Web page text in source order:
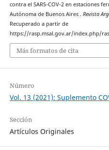
contra el SARS-COV-2 en estaciones
Autónoma de Buenos Aires . Revista
Recuperado a partir de
https://rasp.msal.gov.ar/index.php/
Más formatos de cita
Número
Vol. 13 (2021): Suplemento
Sección
Artículos Originales